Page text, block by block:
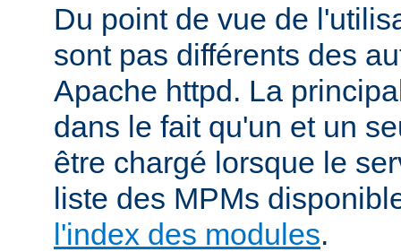
Du point de vue de
sont pas différents des
Apache httpd. La
dans le fait qu'un et un
être chargé lorsque le
liste des MPMs
l'index des modules.